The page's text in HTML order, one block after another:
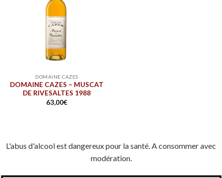
DOMAINE CAZES
DOMAINE CAZES – MUSCAT
DE RIVESALTES 1988
63,00€
L'abus d'alcool est dangereux pour la santé. A consommer avec
modération.